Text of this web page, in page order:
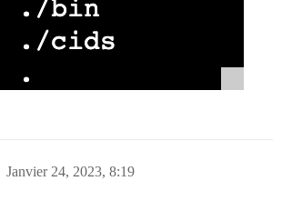
Janvier 24, 2023, 8:19